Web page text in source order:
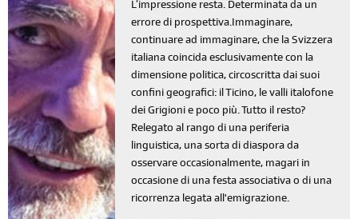
L’impressione resta. Determinata da un
errore di prospettiva.Immaginare,
continuare ad immaginare, che la Svizzera
italiana coincida esclusivamente con la
dimensione politica, circoscritta dai suoi
confini geografici: il Ticino, le valli italofone
dei Grigioni e poco più. Tutto il resto?
Relegato al rango di una periferia
linguistica, una sorta di diaspora da
osservare occasionalmente, magari in
occasione di una festa associativa o di una
ricorrenza legata all'emigrazione.